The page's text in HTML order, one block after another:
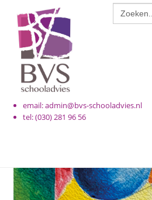
Zoek
naar:
Ga
door
naar
navigatie
Ga
naar
de
inhoud
email: admin@bvs-schooladvies.nl
tel: (030) 281 96 56
KINDEROPVANG